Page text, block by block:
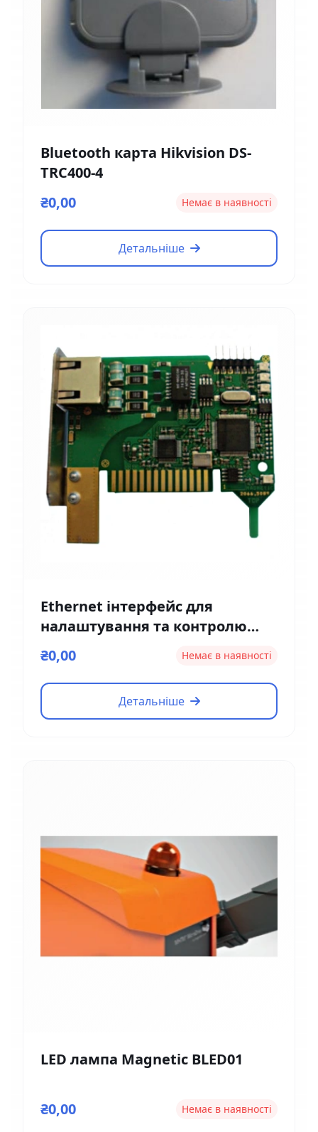
Bluetooth карта Hikvision DS-
TRC400-4
₴0,00
Немає в наявності
Детальніше
Ethernet інтерфейс для
налаштування та контролю
Magnetic EM01
₴0,00 Немає в наявності
Детальніше
LED лампа Magnetic BLED01
₴0,00 Немає в наявності